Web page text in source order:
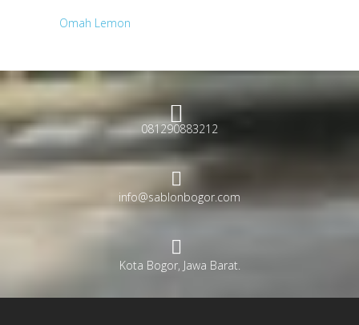
Omah Lemon
081290883212
info@sablonbogor.com
Kota Bogor, Jawa Barat.